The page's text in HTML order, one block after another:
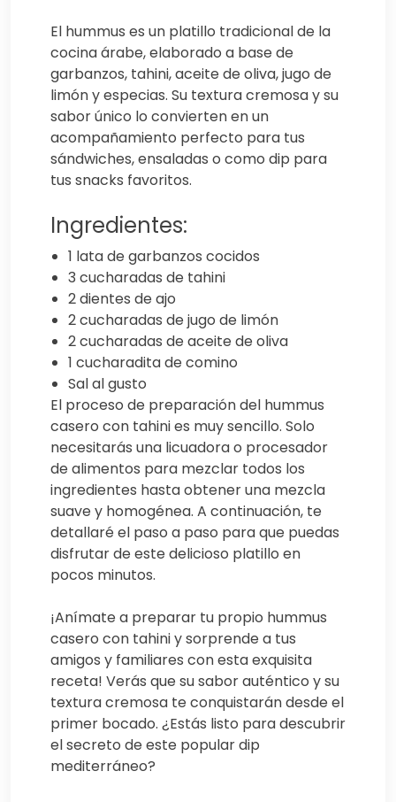
El hummus es un platillo tradicional de la
cocina árabe, elaborado a base de
garbanzos, tahini, aceite de oliva, jugo de
limón y especias. Su textura cremosa y su
sabor único lo convierten en un
acompañamiento perfecto para tus
sándwiches, ensaladas o como dip para
tus snacks favoritos.
Ingredientes:
1 lata de garbanzos cocidos
3 cucharadas de tahini
2 dientes de ajo
2 cucharadas de jugo de limón
2 cucharadas de aceite de oliva
1 cucharadita de comino
Sal al gusto
El proceso de preparación del hummus
casero con tahini es muy sencillo. Solo
necesitarás una licuadora o procesador
de alimentos para mezclar todos los
ingredientes hasta obtener una mezcla
suave y homogénea. A continuación, te
detallaré el paso a paso para que puedas
disfrutar de este delicioso platillo en
pocos minutos.
¡Anímate a preparar tu propio hummus
casero con tahini y sorprende a tus
amigos y familiares con esta exquisita
receta! Verás que su sabor auténtico y su
textura cremosa te conquistarán desde el
primer bocado. ¿Estás listo para descubrir
el secreto de este popular dip
mediterráneo?